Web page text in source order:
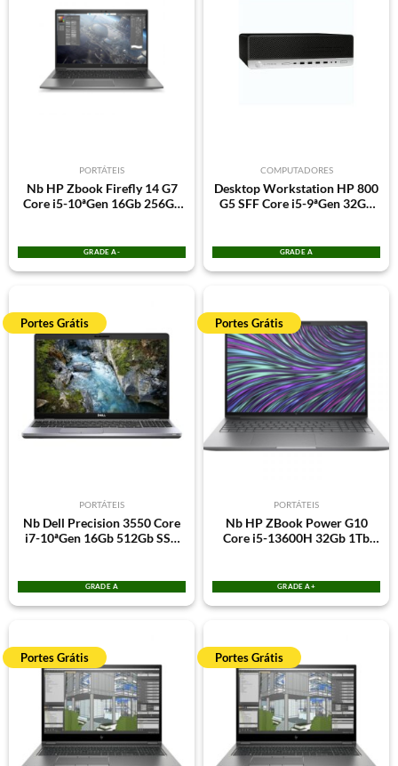
PORTÁTEIS
Nb HP Zbook Firefly 14 G7
Core i5-10ªGen 16Gb 256Gb
GRADE A-
COMPUTADORES
Desktop Workstation HP 800
G5 SFF Core i5-9ªGen 32Gb
GRADE A
Portes Grátis
PORTÁTEIS
Nb Dell Precision 3550 Core
i7-10ªGen 16Gb 512Gb SSD
Oferta Pen Drive Silicon
GRADE A
Portes Grátis
PORTÁTEIS
Nb HP ZBook Power G10
Core i5-13600H 32Gb 1Tb
Win11Pro Teclado PT | Grade
GRADE A+
Portes Grátis Portes Grátis